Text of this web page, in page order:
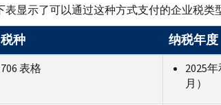
表显示了可以通过这种方式支付的企业税类
税种 纳税年度
706 表格
2025
月）